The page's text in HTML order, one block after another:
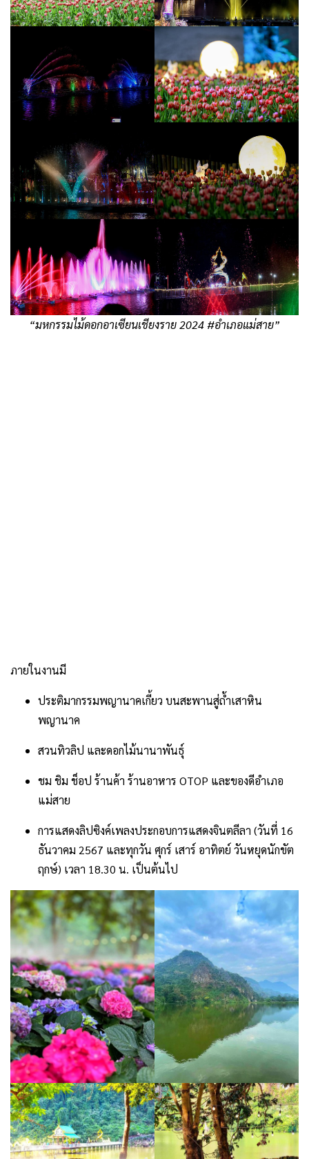
“มหกรรมไม้ดอกอาเซียนเชียงราย 2024 #อำเภอแม่สาย”
ภายในงานมี
ประติมากรรมพญานาคเกี้ยว บนสะพานสู่ถ้ำเสาหิน
พญานาค
สวนทิวลิป และดอกไม้นานาพันธุ์
ชม ชิม ช็อป ร้านค้า ร้านอาหาร OTOP และของดีอำเภอ
แม่สาย
การแสดงลิปซิงค์เพลงประกอบการแสดงจินตลีลา (วันที่ 16
ธันวาคม 2567 และทุกวัน ศุกร์ เสาร์ อาทิตย์ วันหยุดนักขัต
ฤกษ์) เวลา 18.30 น. เป็นต้นไป